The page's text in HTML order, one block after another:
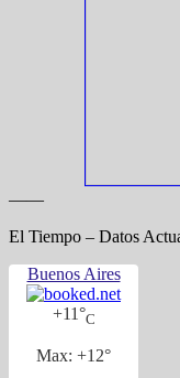
——
El Tiempo – Datos
Buenos Aires
+11°C
Max: +12°